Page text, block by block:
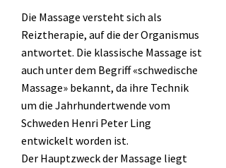
Die Massage versteht sich als
Reiztherapie, auf die der Organismus
antwortet. Die klassische Massage ist
auch unter dem Begriff «schwedische
Massage» bekannt, da ihre Technik
um die Jahrhundertwende vom
Schweden Henri Peter Ling
entwickelt worden ist.
Der Hauptzweck der Massage liegt